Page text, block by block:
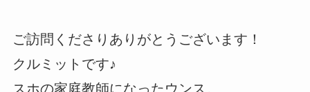
ご訪問くださりありがとうございます！
クルミットです♪
スホの家庭教師になったウンス。